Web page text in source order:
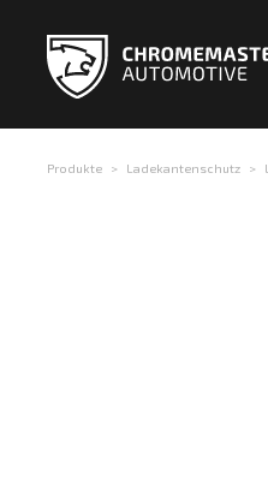
Produkte Ladekantenschutz